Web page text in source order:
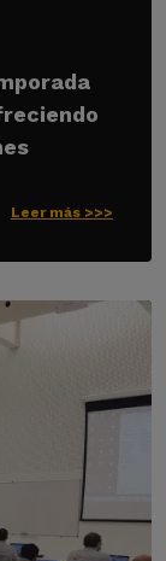
Leer más >>>